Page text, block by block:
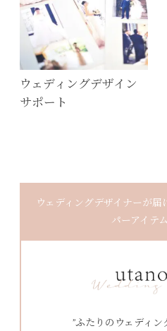
ウェディングデザイン
サポート
ウェディングデザイナーが
パーアイテ
”ふたりのウェディン